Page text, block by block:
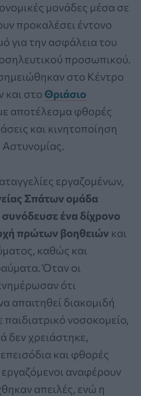
μονάδες μέσα σε
προκαλέσει έντονο
για την ασφάλεια του
προσωπικού.
στο Κέντρο
και στο Θριάσιο
αποτέλεσμα φθορές
και κινητοποίηση
Αστυνομίας.
εργαζομένων,
Σπάτων ομάδα
ένα δίχρονο
πρώτων βοηθειών και
καθώς και
Όταν οι
ότι
απαιτηθεί διακομιδή
παιδιατρικό νοσοκομείο,
δεν χρειάστηκε,
και φθορές
αναφέρουν
απειλές, ενώ η